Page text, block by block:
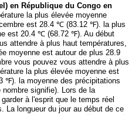
en République du Congo en
la plus élevée moyenne
est 28.4 ℃ (83.12 ℉). la plus
est 20.4 ℃ (68.72 ℉). Au début
attendre à plus haut températures,
moyenne est autour de plus 28.9
vous pouvez vous attendre à plus
la plus élevée moyenne est
℉). la moyenne des précipitations
nombre signifie). Lors de la
à l'esprit que le temps réel
La longueur du jour au début de ce